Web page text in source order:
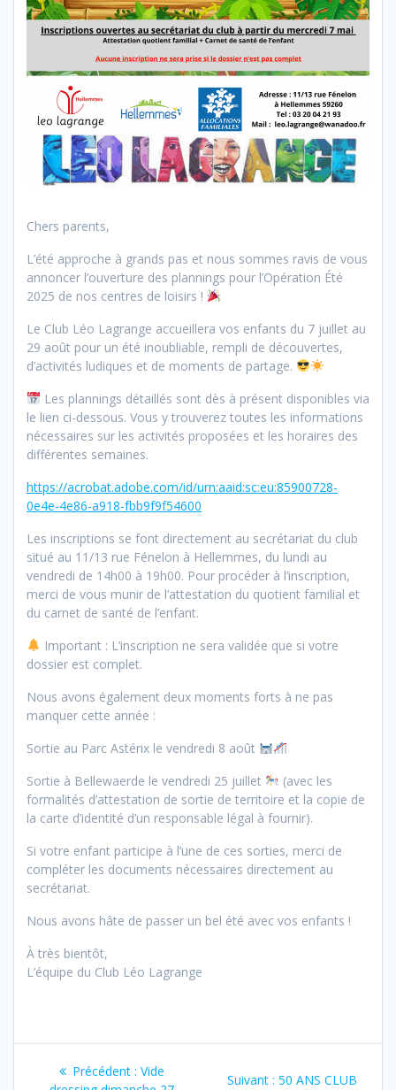
Chers parents,
L’été approche à grands pas et nous sommes ravis de vous
annoncer l’ouverture des plannings pour l’Opération Été
2025 de nos centres de loisirs !
Le Club Léo Lagrange accueillera vos enfants du 7 juillet au
29 août pour un été inoubliable, rempli de découvertes,
d’activités ludiques et de moments de partage.
Les plannings détaillés sont dès à présent disponibles via
le lien ci-dessous. Vous y trouverez toutes les informations
nécessaires sur les activités proposées et les horaires des
différentes semaines.
https://acrobat.adobe.com/id/urn:aaid:sc:eu:85900728-
0e4e-4e86-a918-fbb9f9f54600
Les inscriptions se font directement au secrétariat du club
situé au 11/13 rue Fénelon à Hellemmes, du lundi au
vendredi de 14h00 à 19h00. Pour procéder à l’inscription,
merci de vous munir de l’attestation du quotient familial et
du carnet de santé de l’enfant.
Important : L’inscription ne sera validée que si votre
dossier est complet.
Nous avons également deux moments forts à ne pas
manquer cette année :
Sortie au Parc Astérix le vendredi 8 août
Sortie à Bellewaerde le vendredi 25 juillet
(avec les
formalités d’attestation de sortie de territoire et la copie de
la carte d’identité d’un responsable légal à fournir).
Si votre enfant participe à l’une de ces sorties, merci de
compléter les documents nécessaires directement au
secrétariat.
Nous avons hâte de passer un bel été avec vos enfants !
À très bientôt,
L’équipe du Club Léo Lagrange
Navigation
Précédent : Article
Vide
Suivant : Article
50 ANS CLUB